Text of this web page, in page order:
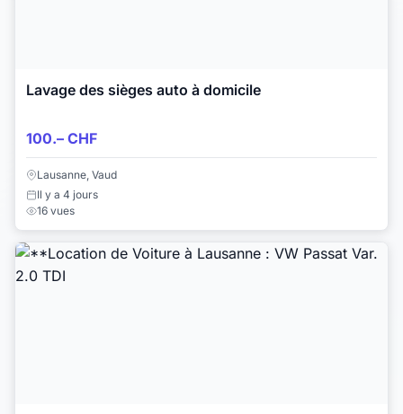
Lavage des sièges auto à domicile
100.– CHF
Lausanne, Vaud
Il y a 4 jours
16 vues